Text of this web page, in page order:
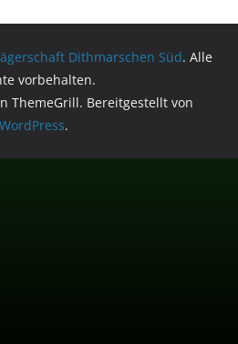
Dithmarschen Süd. Alle
vorbehalten.
ThemeGrill. Bereitgestellt von
WordPress.